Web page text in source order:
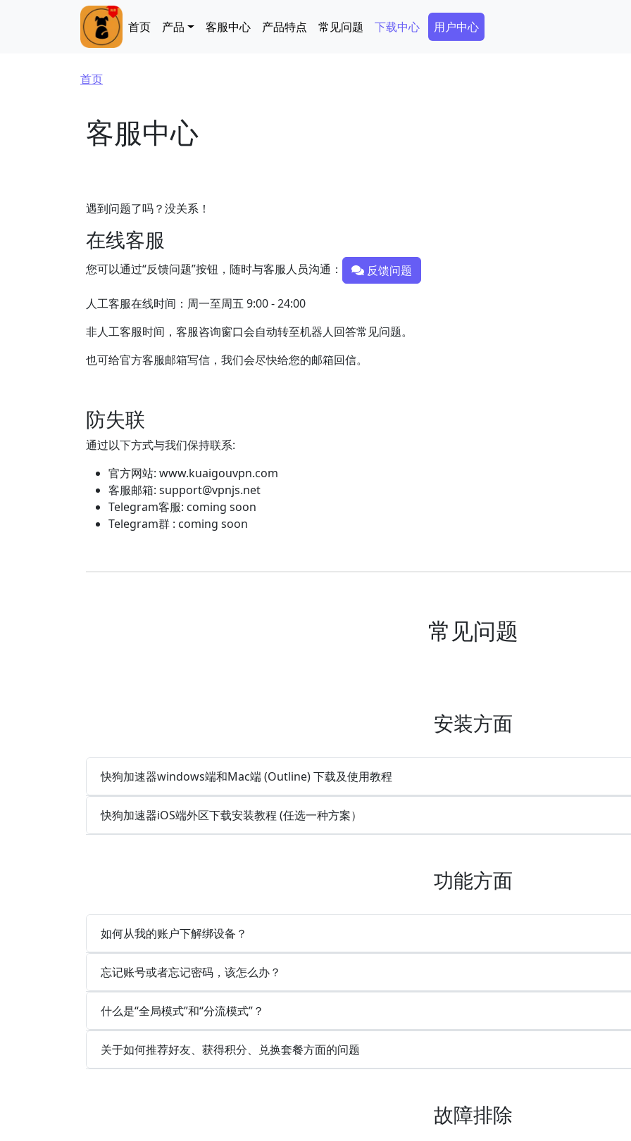
Main navigation
首页 产品 客服中心 产品特点 常见问题 下载中心 Secondary Menu
用户中心
面包屑
首页
客服中心
遇到问题了吗？没关系！
在线客服
您可以通过“反馈问题”按钮，随时与客服人员沟通： 反馈问题
人工客服在线时间：周一至周五 9:00 - 24:00
非人工客服时间，客服咨询窗口会自动转至机器人回答常见问题。
也可给官方客服邮箱写信，我们会尽快给您的邮箱回信。
防失联
通过以下方式与我们保持联系:
官方网站: www.kuaigouvpn.com
客服邮箱: support@vpnjs.net
Telegram客服: coming soon
Telegram群 : coming soon
常见问题
安装方面
快狗加速器windows端和Mac端 (Outline) 下载及使用教程
快狗加速器iOS端外区下载安装教程 (任选一种方案）
功能方面
如何从我的账户下解绑设备？
忘记账号或者忘记密码，该怎么办？
什么是“全局模式”和“分流模式”？
关于如何推荐好友、获得积分、兑换套餐方面的问题
故障排除